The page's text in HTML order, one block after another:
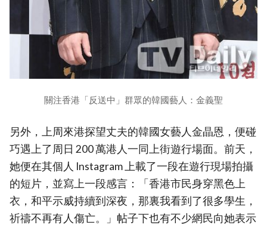
關注香港「反送中」群眾的韓國藝人：金義聖
另外，上周來港探望丈夫的韓國女藝人金晶恩，便碰
巧遇上了周日 200 萬港人一同上街遊行場面。前天，
她便在其個人 Instagram 上載了一段在遊行現場拍攝
的短片，並寫上一段感言：「香港市民身穿黑色上
衣，和平示威持續到深夜，那裏我看到了很多學生，
祈禱不再有人傷亡。」帖子下也有不少網民向她表示